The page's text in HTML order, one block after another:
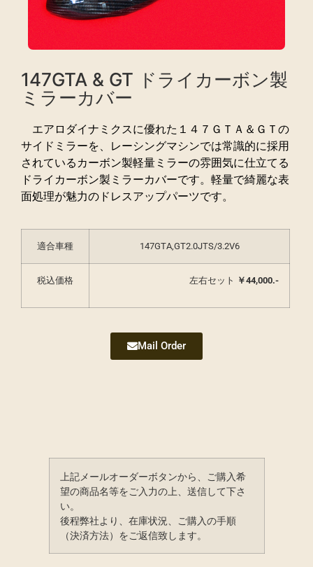
147GTA & GT ドライカーボン製
ミラーカバー
エアロダイナミクスに優れた１４７ＧＴＡ＆ＧＴの
サイドミラーを、レーシングマシンでは常識的に採用
されているカーボン製軽量ミラーの雰囲気に仕立てる
ドライカーボン製ミラーカバーです。軽量で綺麗な表
面処理が魅力のドレスアップパーツです。
適合車種 147GTA,GT2.0JTS/3.2V6
税込価格 左右セット ￥44,000.-
Mail Order
上記メールオーダーボタンから、ご購入希
望の商品名等をご入力の上、送信して下さ
い。
後程弊社より、在庫状況、ご購入の手順
（決済方法）をご返信致します。